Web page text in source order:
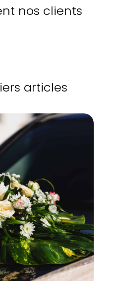
nos clients
articles